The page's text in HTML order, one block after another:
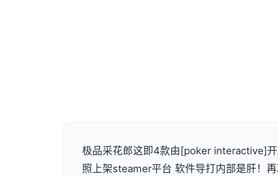
极品采花郎这即4款由[poker interactive]
照上架steamer平台 软件导打内部是肝！